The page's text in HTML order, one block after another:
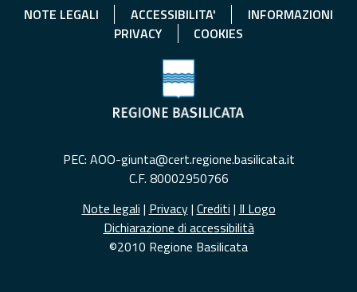
NOTE LEGALI ACCESSIBILITA'
INFORMAZIONI
PRIVACY
COOKIES
PEC: AOO-giunta@cert.regione.basilicata.it
C.F. 80002950766
Note legali | Privacy| Crediti | Il Logo
Dichiarazione di accessibilità
©2010 Regione Basilicata